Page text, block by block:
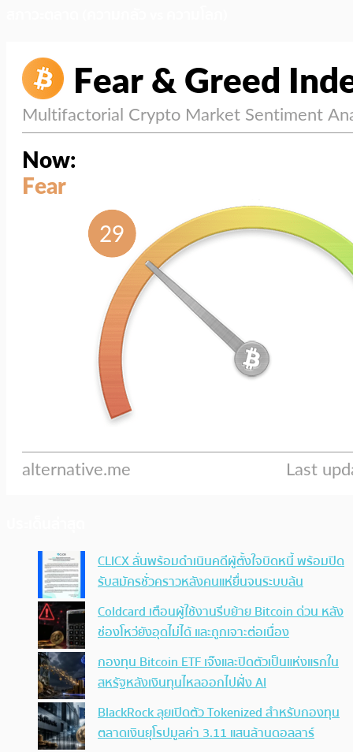
CLICX ลั่นพร้อมดำเนินคดีผู้ตั้งใจบิดหนี้ พร้อมปิด
รับสมัครชั่วคราวหลังคนแห่ยื่นจนระบบล้น
Coldcard เตือนผู้ใช้งานรีบย้าย Bitcoin ด่วน หลัง
ช่องโหว่ยังอุดไม่ได้ และถูกเจาะต่อเนื่อง
กองทุน Bitcoin ETF เจ๊งและปิดตัวเป็นแห่งแรกใน
สหรัฐหลังเงินทุนไหลออกไปฝั่ง AI
BlackRock ลุยเปิดตัว Tokenized สำหรับกองทุน
ตลาดเงินยุโรปมูลค่า 3.11 แสนล้านดอลลาร์